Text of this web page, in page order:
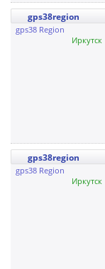
gps38region
gps38 Region
Иркутск
gps38region
gps38 Region
Иркутск